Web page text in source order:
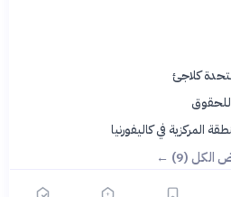
كلاجئ
للحقوق
المركزية في كاليفورنيا
الكل (9) ←